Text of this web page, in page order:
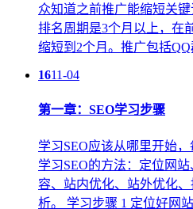
众知道之前推广能缩短关
排名周期是3个月以上，在
缩短到2个月。推广包括QQ
1611-04
第一章：SEO学习步骤
学习SEO应该从哪里开始
学习SEO的方法：定位网
容、站内优化、站外优化
析。 学习步骤 1 定位好网